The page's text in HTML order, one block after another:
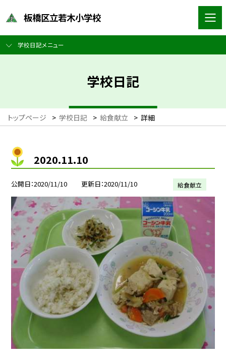
板橋区立若木小学校
学校日記メニュー
学校日記
トップページ > 学校日記 > 給食献立 > 詳細
2020.11.10
公開日 2020/11/10 更新日 2020/11/10 給食献立